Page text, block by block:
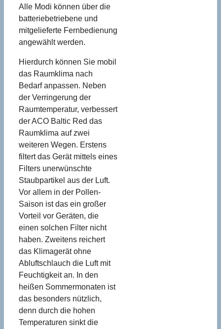
Alle Modi können über die
batteriebetriebene und
mitgelieferte Fernbedienung
angewählt werden.
Hierdurch können Sie mobil
das Raumklima nach
Bedarf anpassen. Neben
der Verringerung der
Raumtemperatur, verbessert
der ACO Baltic Red das
Raumklima auf zwei
weiteren Wegen. Erstens
filtert das Gerät mittels eines
Filters unerwünschte
Staubpartikel aus der Luft.
Vor allem in der Pollen-
Saison ist das ein großer
Vorteil vor Geräten, die
einen solchen Filter nicht
haben. Zweitens reichert
das Klimagerät ohne
Abluftschlauch die Luft mit
Feuchtigkeit an. In den
heißen Sommermonaten ist
das besonders nützlich,
denn durch die hohen
Temperaturen sinkt die